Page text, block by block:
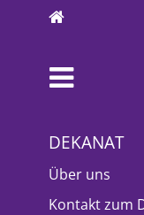
DEKANAT
Über uns
Kontakt zum